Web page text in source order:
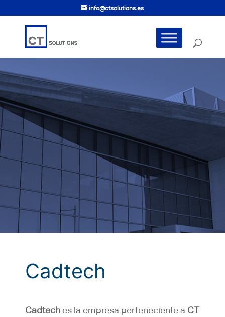
info@ctsolutions.es
Cadtech
Cadtech es la empresa perteneciente a CT